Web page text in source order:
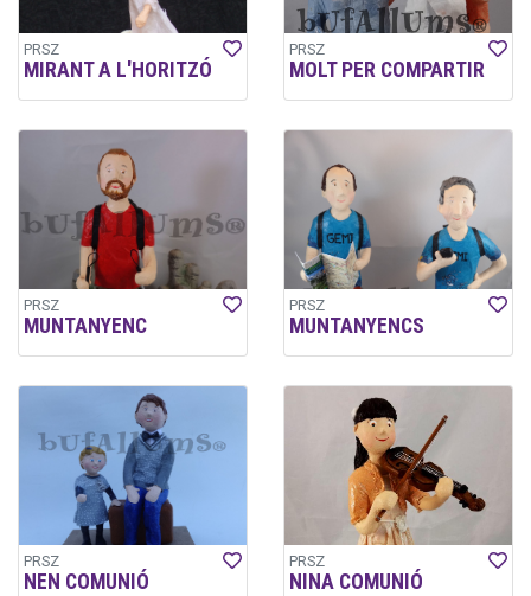
PRSZ
MIRANT A L'HORITZÓ
PRSZ
MOLT PER COMPARTIR
PRSZ
MUNTANYENC
PRSZ
MUNTANYENCS
PRSZ
NEN COMUNIÓ
PRSZ
NINA COMUNIÓ